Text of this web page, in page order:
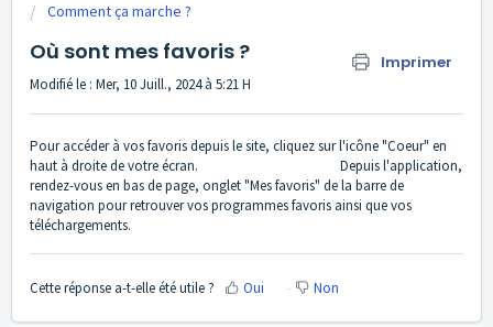
Comment ça marche ?
Où sont mes favoris ? Imprimer
Modifié le : Mer, 10 Juill., 2024 à 5:21 H
Pour accéder à vos favoris depuis le site, cliquez sur l'icône "Coeur" en
haut à droite de votre écran. Depuis l'application,
rendez-vous en bas de page, onglet "Mes favoris" de la barre de
navigation pour retrouver vos programmes favoris ainsi que vos
téléchargements.
Cette réponse a-t-elle été utile ? Oui Non